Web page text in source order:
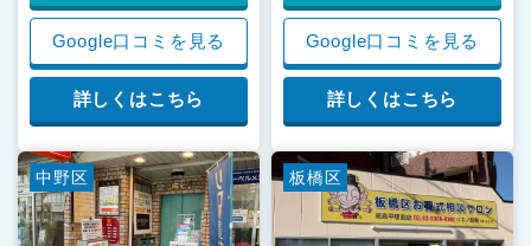
Google口コミを見る
詳しくはこちら
Google口コミを見る
詳しくはこちら
中野区 板橋区